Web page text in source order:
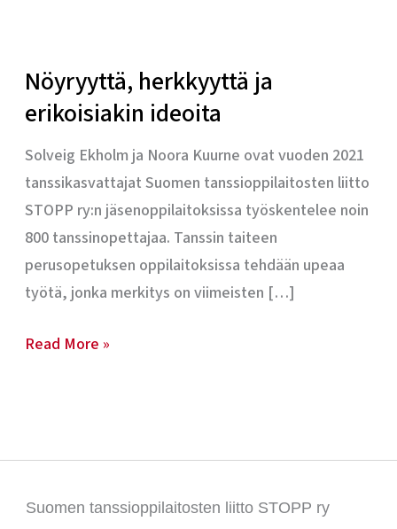
Nöyryyttä, herkkyyttä ja
erikoisiakin ideoita
Solveig Ekholm ja Noora Kuurne ovat vuoden 2021
tanssikasvattajat Suomen tanssioppilaitosten liitto
STOPP ry:n jäsenoppilaitoksissa työskentelee noin
800 tanssinopettajaa. Tanssin taiteen
perusopetuksen oppilaitoksissa tehdään upeaa
työtä, jonka merkitys on viimeisten […]
ja
erikoisiakin
Read More »
Suomen tanssioppilaitosten liitto STOPP ry